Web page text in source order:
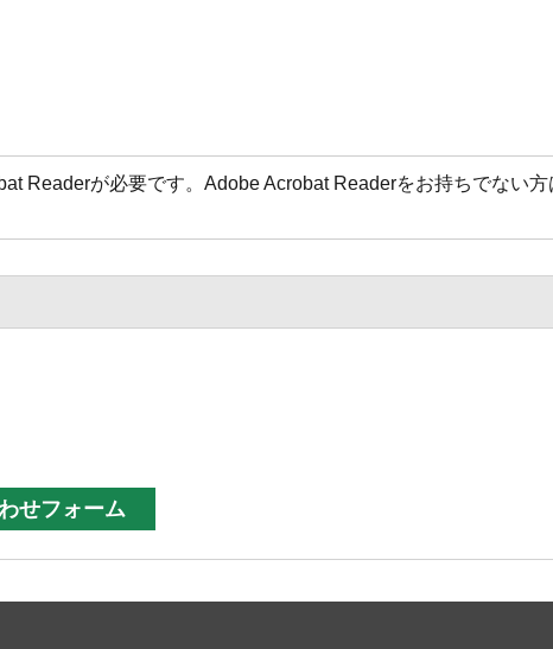
Readerが必要です。Adobe Acrobat Readerをお持ちでない